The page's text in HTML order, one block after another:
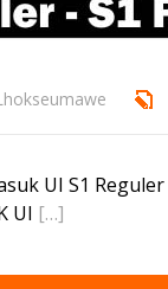
UI S1
UI […]